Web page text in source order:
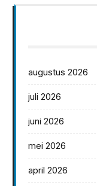
augustus 2026
juli 2026
juni 2026
mei 2026
april 2026